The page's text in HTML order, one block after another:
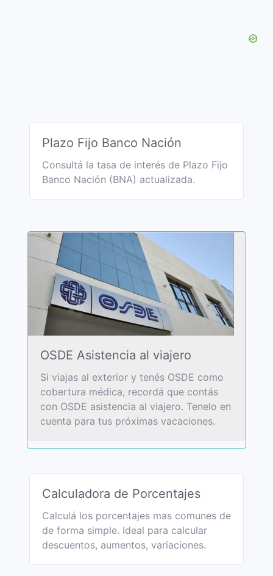
Plazo Fijo Banco Nación
Consultá la tasa de interés de Plazo Fijo
Banco Nación (BNA) actualizada.
OSDE Asistencia al viajero
Si viajas al exterior y tenés OSDE como
cobertura médica, recordá que contás
con OSDE asistencia al viajero. Tenelo en
cuenta para tus próximas vacaciones.
Calculadora de Porcentajes
Calculá los porcentajes mas comunes de
de forma simple. Ideal para calcular
descuentos, aumentos, variaciones.